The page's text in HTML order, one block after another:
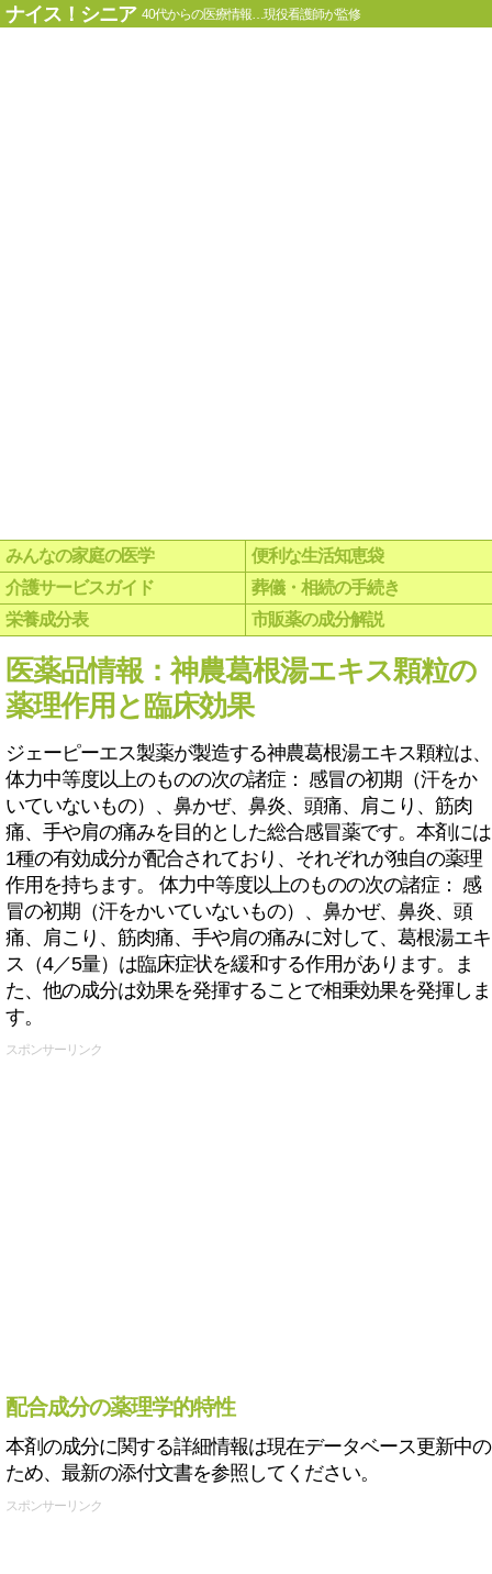
ナイス！シニア 40代からの医療情報…現役看護師が監修
みんなの家庭の医学
便利な生活知恵袋
介護サービスガイド
葬儀・相続の手続き
栄養成分表
市販薬の成分解説
医薬品情報：神農葛根湯エキス顆粒の
薬理作用と臨床効果
ジェーピーエス製薬が製造する神農葛根湯エキス顆粒は、
体力中等度以上のものの次の諸症： 感冒の初期（汗をか
いていないもの）、鼻かぜ、鼻炎、頭痛、肩こり、筋肉
痛、手や肩の痛みを目的とした総合感冒薬です。本剤には
1種の有効成分が配合されており、それぞれが独自の薬理
作用を持ちます。 体力中等度以上のものの次の諸症： 感
冒の初期（汗をかいていないもの）、鼻かぜ、鼻炎、頭
痛、肩こり、筋肉痛、手や肩の痛みに対して、葛根湯エキ
ス（4／5量）は臨床症状を緩和する作用があります。ま
た、他の成分は効果を発揮することで相乗効果を発揮しま
す。
スポンサーリンク
配合成分の薬理学的特性
本剤の成分に関する詳細情報は現在データベース更新中の
ため、最新の添付文書を参照してください。
スポンサーリンク